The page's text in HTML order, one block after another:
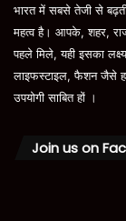
भारत में सबसे तेजी से
महत्व है। आपके, शहर,
पहले मिले, यही इसका
लाइफस्टाइल, फैशन जैसे
उपयोगी साबित हों ।
Join us on